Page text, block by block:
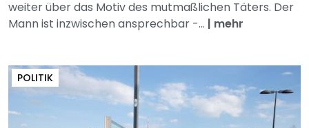
weiter über das Motiv des mutmaßlichen Täters. Der
Mann ist inzwischen ansprechbar -... | mehr
POLITIK